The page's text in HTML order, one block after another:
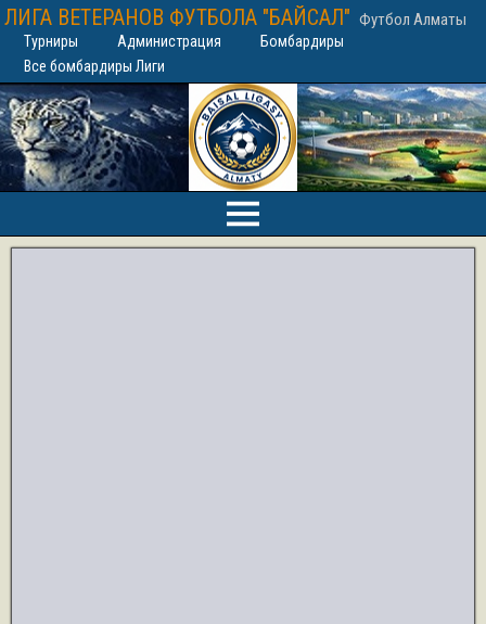
ЛИГА ВЕТЕРАНОВ ФУТБОЛА "БАЙСАЛ" Футбол Алматы
Турниры Администрация
Бомбардиры
Все бомбардиры Лиги